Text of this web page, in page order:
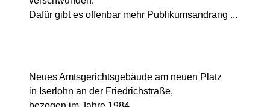
Dafür gibt es offenbar mehr Publikumsandrang ...
Neues Amtsgerichtsgebäude am neuen Platz
in Iserlohn an der Friedrichstraße,